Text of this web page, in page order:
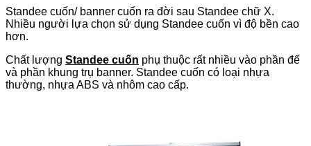
Standee cuốn/ banner cuốn ra đời sau Standee chữ X.
Nhiều người lựa chọn sử dụng Standee cuốn vì độ bền cao
hơn.
Chất lượng Standee cuốn phụ thuộc rất nhiều vào phần đế
và phần khung trụ banner. Standee cuốn có loại nhựa
thường, nhựa ABS và nhôm cao cấp.